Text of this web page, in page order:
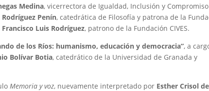
Medina, vicerrectora de Igualdad, Inclusión y Compromiso
Penín, catedrática de Filosofía y patrona de la
Francisco Luis Rodríguez, patrono de la Fundación CIVES.
de los Ríos: humanismo, educación y democracia”, a
Bolívar Botia, catedrático de la Universidad de Granada y
Memoria y voz, nuevamente interpretado por Esther Crisol